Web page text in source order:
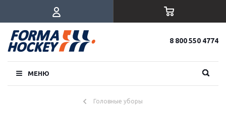
8 800 550 4774
МЕНЮ
Головные уборы